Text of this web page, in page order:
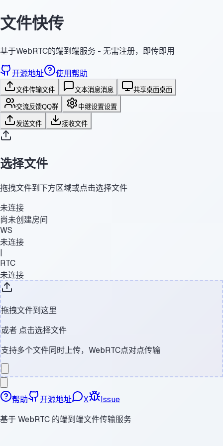
文件快传
基于WebRTC的端到端服务 - 无需注册，即传即用
开源地址 使用帮助
文件传输文件 文本消息消息 共享桌面桌面
交流反馈QQ群 中继设置设置
发送文件 接收文件
选择文件
拖拽文件到下方区域或点击选择文件
未连接
尚未创建房间
WS
未连接
|
RTC
未连接
拖拽文件到这里
或者 点击选择文件
支持多个文件同时上传，WebRTC点对点传输
帮助 开源地址 X
Issue
基于 WebRTC 的端到端文件传输服务